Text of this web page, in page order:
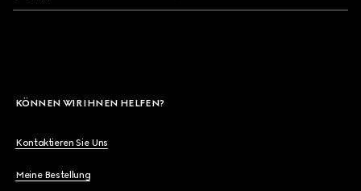
KÖNNEN WIR IHNEN HELFEN?
Kontaktieren Sie Uns
Meine Bestellung